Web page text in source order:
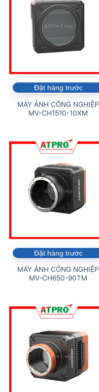
Đặt hàng trước
MÁY ẢNH CÔNG NGHIỆP
MV-CH1510-10XM
Đặt hàng trước
MÁY ẢNH CÔNG NGHIỆP
MV-CH650-90TM